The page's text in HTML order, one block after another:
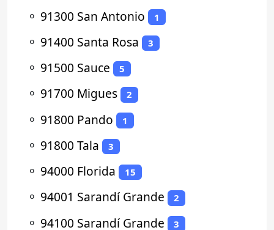
⚬ 91300 San Antonio 1
⚬ 91400 Santa Rosa 3
⚬ 91500 Sauce 5
⚬ 91700 Migues 2
⚬ 91800 Pando 1
⚬ 91800 Tala 3
⚬ 94000 Florida 15
⚬ 94001 Sarandí Grande 2
⚬ 94100 Sarandí Grande 3